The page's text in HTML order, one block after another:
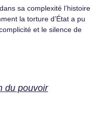
sa complexité l’histoire
la torture d’État a pu
et le silence de
du pouvoir